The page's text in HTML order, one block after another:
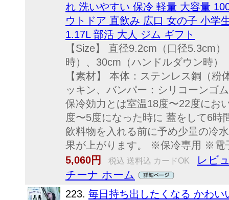
れ 洗いやすい 保冷 軽量 大容量
ウトドア 直飲み 広口 女の子 小学
1.17L 部活 大人 ジム ギフト
【Size】 直径9.2cm（口径5.3cm
時）、30cm（ハンドルダウン時
【素材】 本体：ステンレス鋼（
ッキン、バンパー：シリコーンゴ
保冷効力とは室温18度〜22度にお
度〜5度になった時に 蓋をして6
飲料物を入れる前に予め少量の冷
果が上がります。 ※保冷専用 ※電
5,060円
税込 送料込 カードOK
レビ
チーナ ホーム
223. 毎日持ち出したくなる かわ